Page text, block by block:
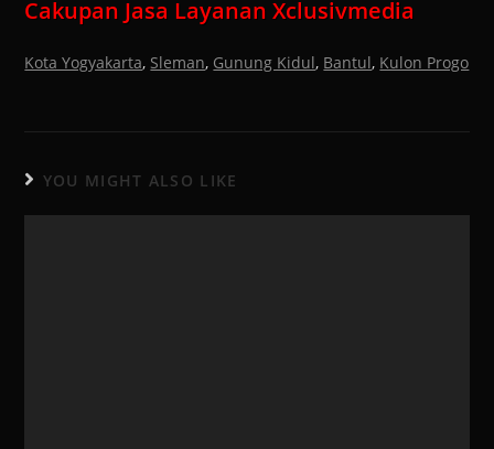
Cakupan Jasa Layanan Xclusivmedia
Kota Yogyakarta, Sleman, Gunung Kidul, Bantul, Kulon Progo
YOU MIGHT ALSO LIKE